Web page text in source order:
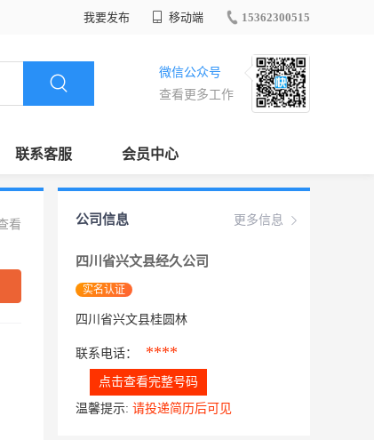
我要发布 移动端 15362300515
微信公众号
查看更多工作
联系客服 会员中心
看 更多信息
公司信息
四川省兴文县经久公司
实名认证
四川省兴文县桂圆林
联系电话： ****
点击查看完整号码
温馨提示: 请投递简历后可见